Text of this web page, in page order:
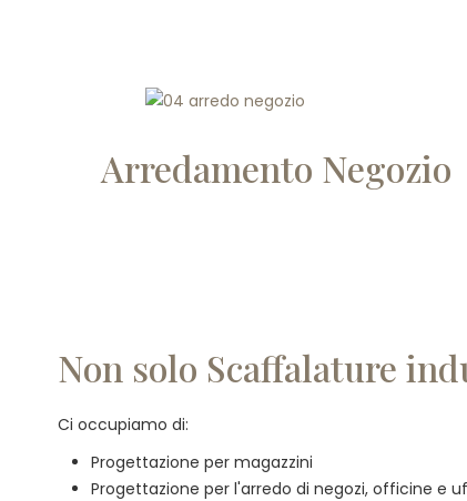
Arredamento Negozio
Non solo Scaffalature
Ci occupiamo di:
Progettazione per magazzini
Progettazione per l'arredo di negozi, officine e